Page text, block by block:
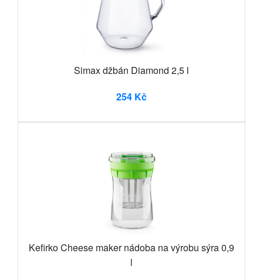
Simax džbán Diamond 2,5 l
254 Kč
Kefirko Cheese maker nádoba na výrobu sýra 0,9
l